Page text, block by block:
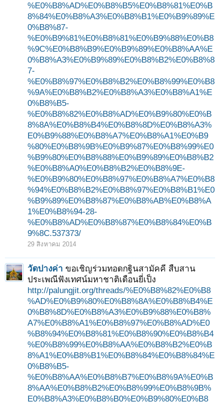
%E0%B8%AD%E0%B8%B5%E0%B8%81%E0%B
8%84%E0%B8%A3%E0%B8%B1%E0%B9%89%E
0%B8%87-
%E0%B9%81%E0%B8%81%E0%B9%88%E0%B8
%9C%E0%B8%B9%E0%B9%89%E0%B8%AA%E
0%B8%A3%E0%B9%89%E0%B8%B2%E0%B8%8
7-
%E0%B8%97%E0%B8%B2%E0%B8%99%E0%B8
%9A%E0%B8%B2%E0%B8%A3%E0%B8%A1%E
0%B8%B5-
%E0%B8%82%E0%B8%AD%E0%B9%80%E0%B
8%8A%E0%B8%B4%E0%B8%8D%E0%B8%A3%
E0%B9%88%E0%B8%A7%E0%B8%A1%E0%B9
%80%E0%B8%9B%E0%B9%87%E0%B8%99%E0
%B9%80%E0%B8%88%E0%B9%89%E0%B8%B2
%E0%B8%A0%E0%B8%B2%E0%B8%9E-
%E0%B9%80%E0%B8%97%E0%B8%A7%E0%B8
%94%E0%B8%B2%E0%B8%97%E0%B8%B1%E0
%B9%89%E0%B8%87%E0%B8%AB%E0%B8%A
1%E0%B8%94-28-
%E0%B8%AD%E0%B8%87%E0%B8%84%E0%B
9%8C.537373/
29 สิงหาคม 2014
วัดปางค่า ขอเชิญร่วมทอดกฐินสามัคคี สืบสาน
ประเพณีฟังเทศน์มหาชาติเดือนยี่เป็ง
http://palungjit.org/threads/%E0%B8%82%E0%B8
%AD%E0%B9%80%E0%B8%8A%E0%B8%B4%E
0%B8%8D%E0%B8%A3%E0%B9%88%E0%B8%
A7%E0%B8%A1%E0%B8%97%E0%B8%AD%E0
%B8%94%E0%B8%81%E0%B8%90%E0%B8%B4
%E0%B8%99%E0%B8%AA%E0%B8%B2%E0%B
8%A1%E0%B8%B1%E0%B8%84%E0%B8%84%E
0%B8%B5-
%E0%B8%AA%E0%B8%B7%E0%B8%9A%E0%B
8%AA%E0%B8%B2%E0%B8%99%E0%B8%9B%
E0%B8%A3%E0%B8%B0%E0%B9%80%E0%B8